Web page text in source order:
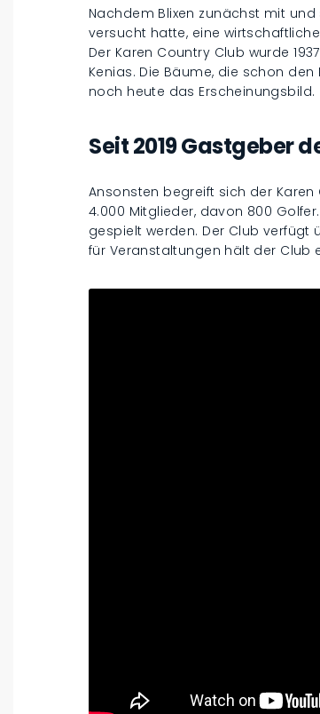
Nachdem Blixen zunächst mit
versucht hatte, eine
Der Karen Country Club wurde
Kenias. Die Bäume, die schon
noch heute das Erscheinungsbild.
Seit 2019 Gastgeber
Ansonsten begreift sich der
4.000 Mitglieder, davon 800
gespielt werden. Der Club verfügt
für Veranstaltungen hält der Club